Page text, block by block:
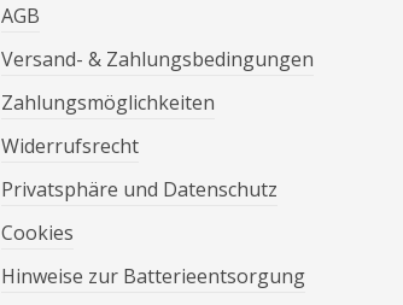
AGB
Versand- & Zahlungsbedingungen
Zahlungsmöglichkeiten
Widerrufsrecht
Privatsphäre und Datenschutz
Cookies
Hinweise zur Batterieentsorgung